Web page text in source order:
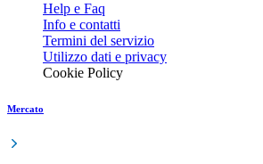
Help e Faq
Info e contatti
Termini del servizio
Utilizzo dati e privacy
Cookie Policy
Mercato